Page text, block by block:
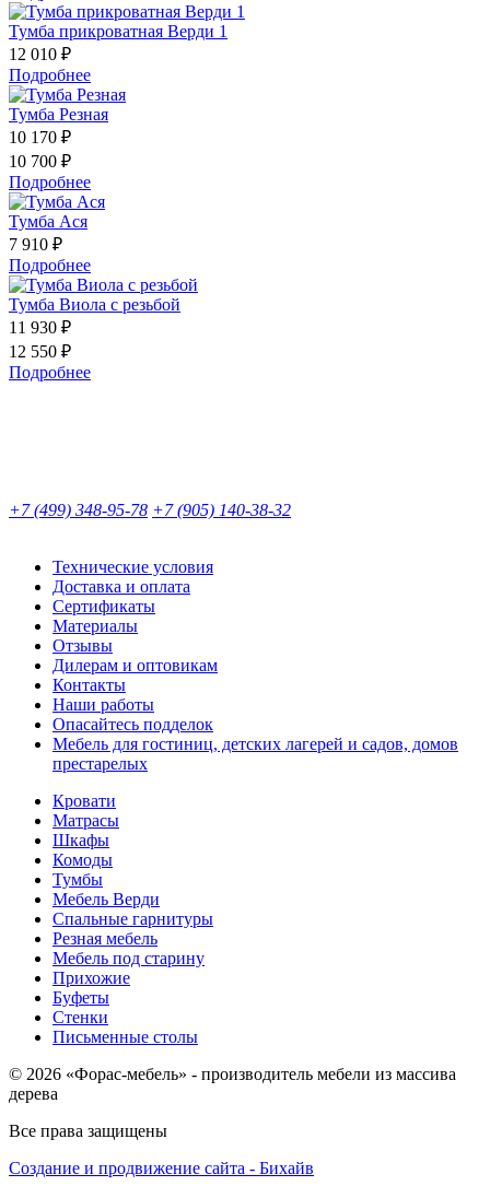
Тумба прикроватная Верди 1
12 010 ₽
Подробнее
Тумба Резная
10 170 ₽
10 700 ₽
Подробнее
Тумба Ася
7 910 ₽
Подробнее
Тумба Виола с резьбой
11 930 ₽
12 550 ₽
Подробнее
+7 (499) 348-95-78 +7 (905) 140-38-32
Технические условия
Доставка и оплата
Сертификаты
Материалы
Отзывы
Дилерам и оптовикам
Контакты
Наши работы
Опасайтесь подделок
Мебель для гостиниц, детских лагерей и садов, домов
престарелых
Кровати
Матрасы
Шкафы
Комоды
Тумбы
Мебель Верди
Спальные гарнитуры
Резная мебель
Мебель под старину
Прихожие
Буфеты
Стенки
Письменные столы
© 2026 «Форас-мебель» - производитель мебели из массива
дерева
Все права защищены
Создание и продвижение сайта - Бихайв